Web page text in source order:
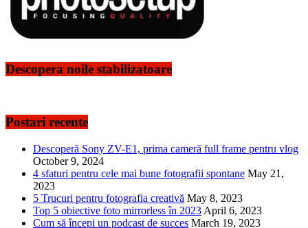
Descopera noile stabilizatoare
Postari recente
Descoperă Sony ZV-E1, prima cameră full frame pentru vlog
October 9, 2024
4 sfaturi pentru cele mai bune fotografii spontane May 21,
2023
5 Trucuri pentru fotografia creativă May 8, 2023
Top 5 obiective foto mirrorless în 2023 April 6, 2023
Cum să începi un podcast de succes March 19, 2023